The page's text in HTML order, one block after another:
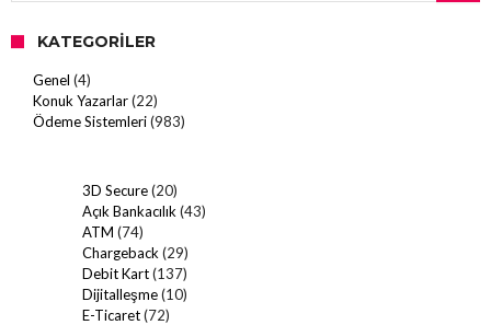
KATEGORILER
Genel (4)
Konuk Yazarlar(22)
Ödeme Sistemleri(983)
3D Secure(20)
Açık Bankacılık (43)
ATM (74)
Chargeback (29)
Debit Kart(137)
Dijitalleşme(10)
E-Ticaret(72)